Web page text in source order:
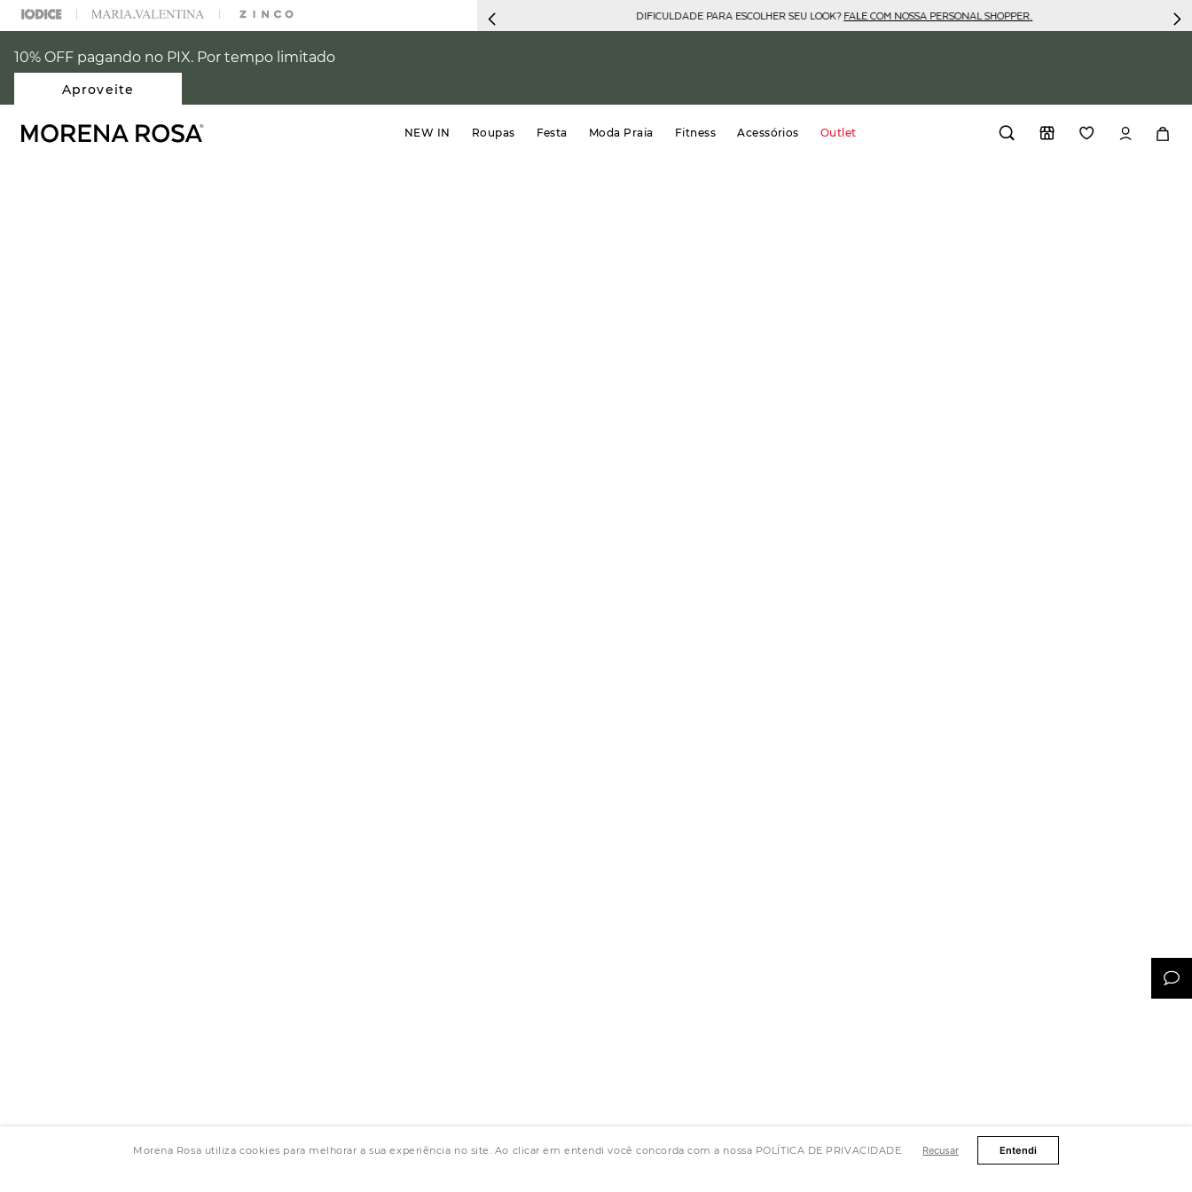
Morena Rosa utiliza cookies para melhorar a sua experiência no site. Ao clicar em entendi você concorda com a nossa POLÍTICA DE PRIVACIDADE. Recusar Entendi
OFF NA SUA 1° COMPRA USANDO O CUPOM: PRIMEIRAMR DIFICULDADE PARA ESCOLHER SEU LOOK?FALE COM NOSSA PERSONAL SHOPPER.
10% OFF pagando no PIX. Por tempo limitado
Aproveite
NEW IN Roupas Festa Moda Praia Fitness Acessórios Outlet